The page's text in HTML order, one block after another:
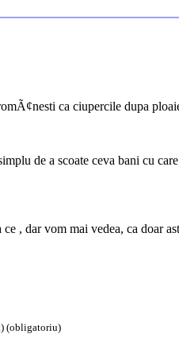
ca ciupercile dupa
de a scoate ceva bani cu
, dar vom mai vedea, ca doar
(obligatoriu)